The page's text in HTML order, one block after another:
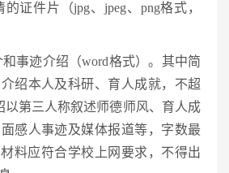
的证件片（jpg、jpeg、png格式，
和事迹介绍（word格式）。其中简
绍本人及科研、育人成就，不超
以第三人称叙述师德师风、育人成
感人事迹及媒体报道等，字数最
料应符合学校上网要求，不得出